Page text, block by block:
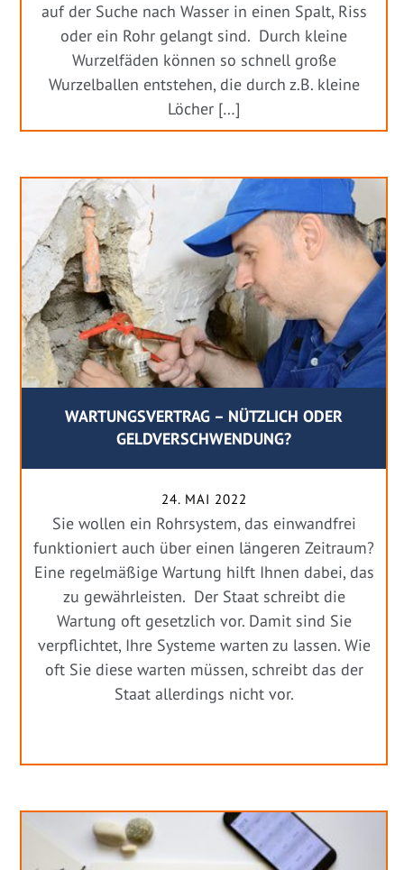
auf der Suche nach Wasser in einen Spalt, Riss
oder ein Rohr gelangt sind. Durch kleine
Wurzelfäden können so schnell große
Wurzelballen entstehen, die durch z.B. kleine
Löcher […]
WARTUNGSVERTRAG – NÜTZLICH ODER
GELDVERSCHWENDUNG?
24. MAI 2022
Sie wollen ein Rohrsystem, das einwandfrei
funktioniert auch über einen längeren Zeitraum?
Eine regelmäßige Wartung hilft Ihnen dabei, das
zu gewährleisten. Der Staat schreibt die
Wartung oft gesetzlich vor. Damit sind Sie
verpflichtet, Ihre Systeme warten zu lassen. Wie
oft Sie diese warten müssen, schreibt das der
Staat allerdings nicht vor.